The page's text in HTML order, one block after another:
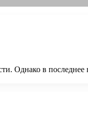
Однако в